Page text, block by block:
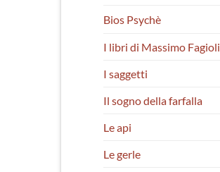
Bios Psychè
I libri di Massimo Fagioli
I saggetti
Il sogno della farfalla
Le api
Le gerle